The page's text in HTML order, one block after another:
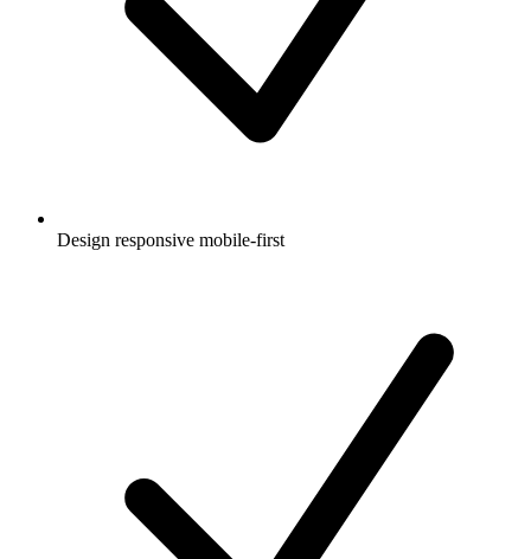
Design responsive mobile-first